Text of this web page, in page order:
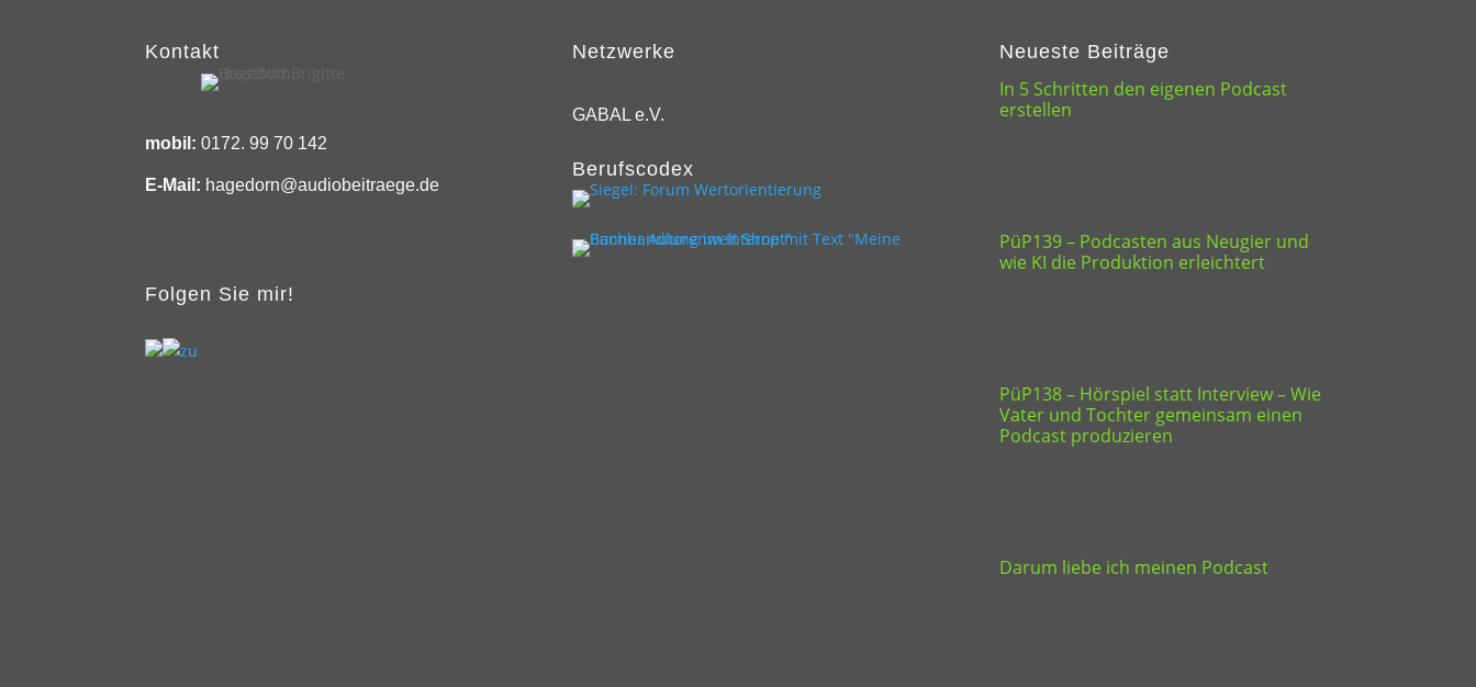
Kontakt
mobil: 0172. 99 70 142
E-Mail: hagedorn@audiobeitraege.de
Folgen Sie mir!
Netzwerke
GABAL e.V.
Berufscodex
Neueste Beiträge
In 5 Schritten den eigenen Podcast
erstellen
PüP139 – Podcasten aus Neugier und
wie KI die Produktion erleichtert
PüP138 – Hörspiel statt Interview – Wie
Vater und Tochter gemeinsam einen
Podcast produzieren
Darum liebe ich meinen Podcast